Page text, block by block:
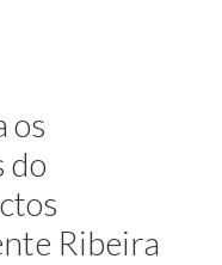
os
do
Ribeira